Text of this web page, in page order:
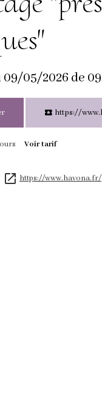
09/05/2026 de
https://
Voir tarif
https://www.havona.fr/